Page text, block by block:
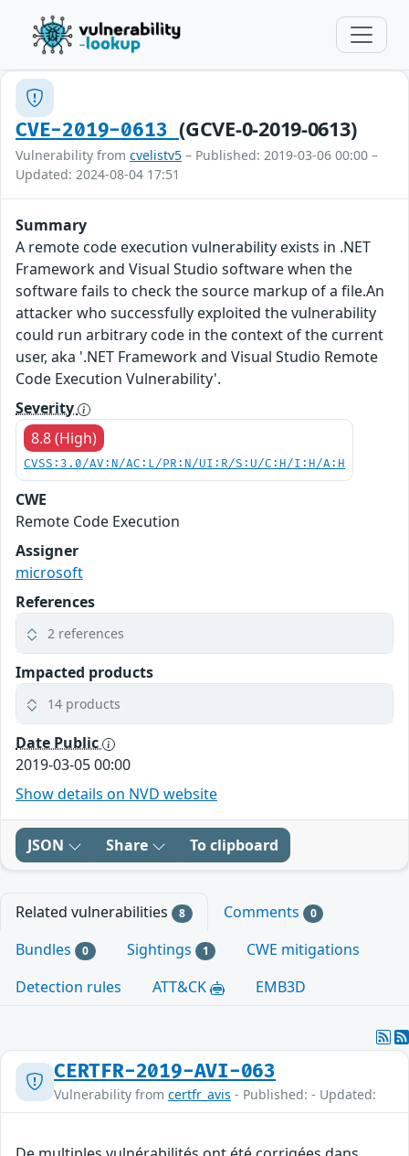
CVE-2019-0613(GCVE-0-2019-0613)
Vulnerability from cvelistv5 – Published: 2019-03-06 00:00 –
Updated: 2024-08-04 17:51
Summary
A remote code execution vulnerability exists in .NET
Framework and Visual Studio software when the
software fails to check the source markup of a file.An
attacker who successfully exploited the vulnerability
could run arbitrary code in the context of the current
user, aka '.NET Framework and Visual Studio Remote
Code Execution Vulnerability'.
Severity
8.8 (High)
CVSS:3.0/AV:N/AC:L/PR:N/UI:R/S:U/C:H/I:H/A:H
CWE
Remote Code Execution
Assigner
microsoft
References
2 references
Impacted products
14 products
Date Public
2019-03-05 00:00
Show details on NVD website
JSON Share To clipboard
Related vulnerabilities 8 Comments 0
Bundles 0 Sightings 1
CWE mitigations
Detection rules
ATT&CK EMB3D
CERTFR-2019-AVI-063
Vulnerability from certfr_avis - Published: - Updated: